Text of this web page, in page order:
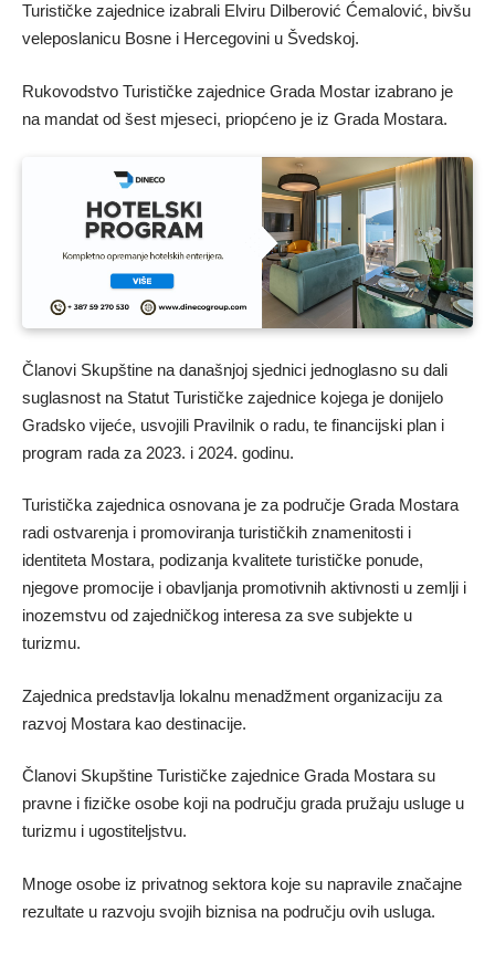
Turističke zajednice izabrali Elviru Dilberović Ćemalović, bivšu
veleposlanicu Bosne i Hercegovini u Švedskoj.
Rukovodstvo Turističke zajednice Grada Mostar izabrano je
na mandat od šest mjeseci, priopćeno je iz Grada Mostara.
Članovi Skupštine na današnjoj sjednici jednoglasno su dali
suglasnost na Statut Turističke zajednice kojega je donijelo
Gradsko vijeće, usvojili Pravilnik o radu, te financijski plan i
program rada za 2023. i 2024. godinu.
Turistička zajednica osnovana je za područje Grada Mostara
radi ostvarenja i promoviranja turističkih znamenitosti i
identiteta Mostara, podizanja kvalitete turističke ponude,
njegove promocije i obavljanja promotivnih aktivnosti u zemlji i
inozemstvu od zajedničkog interesa za sve subjekte u
turizmu.
Zajednica predstavlja lokalnu menadžment organizaciju za
razvoj Mostara kao destinacije.
Članovi Skupštine Turističke zajednice Grada Mostara su
pravne i fizičke osobe koji na području grada pružaju usluge u
turizmu i ugostiteljstvu.
Mnoge osobe iz privatnog sektora koje su napravile značajne
rezultate u razvoju svojih biznisa na području ovih usluga.